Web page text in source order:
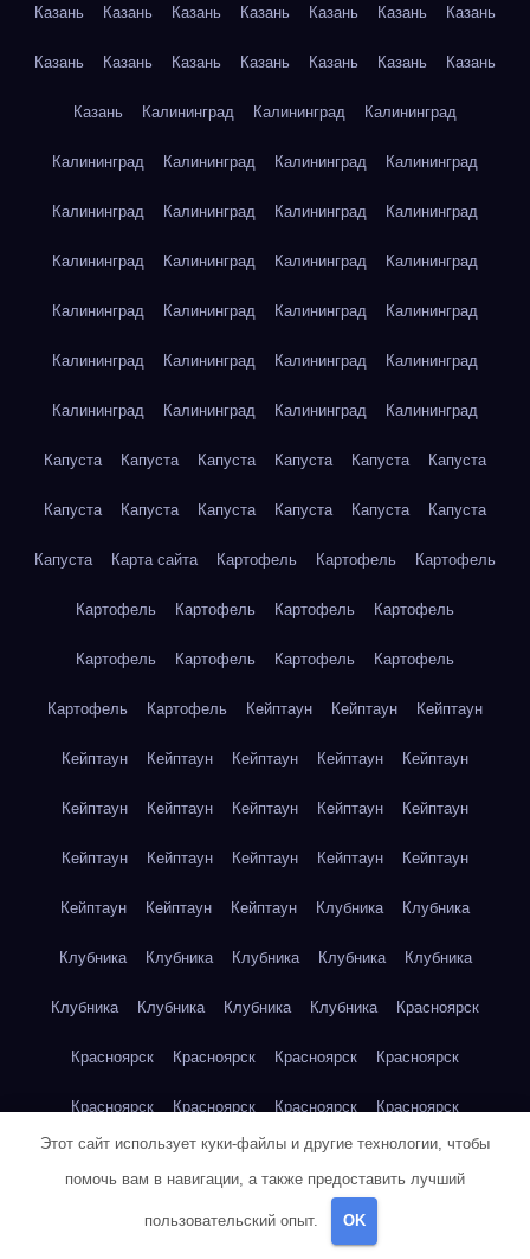
Казань Казань Казань Казань Казань Казань Казань
Казань Казань Казань Казань Казань Казань Казань
Казань Калининград Калининград Калининград
Калининград Калининград Калининград Калининград
Калининград Калининград Калининград Калининград
Калининград Калининград Калининград Калининград
Калининград Калининград Калининград Калининград
Калининград Калининград Калининград Калининград
Калининград Калининград Калининград Калининград
Капуста Капуста Капуста Капуста Капуста Капуста
Капуста Капуста Капуста Капуста Капуста Капуста
Капуста Карта сайта Картофель Картофель Картофель
Картофель Картофель Картофель Картофель
Картофель Картофель Картофель Картофель
Картофель Картофель Кейптаун Кейптаун Кейптаун
Кейптаун Кейптаун Кейптаун Кейптаун Кейптаун
Кейптаун Кейптаун Кейптаун Кейптаун Кейптаун
Кейптаун Кейптаун Кейптаун Кейптаун Кейптаун
Кейптаун Кейптаун Кейптаун Клубника Клубника
Клубника Клубника Клубника Клубника Клубника
Клубника Клубника Клубника Клубника Красноярск
Красноярск Красноярск Красноярск Красноярск
Красноярск Красноярск Красноярск Красноярск
Красноярск Красноярск Красноярск
Кукуруза
Этот сайт использует куки-файлы и другие технологии, чтобы
помочь вам в навигации, а также предоставить лучший
пользовательский опыт. OK